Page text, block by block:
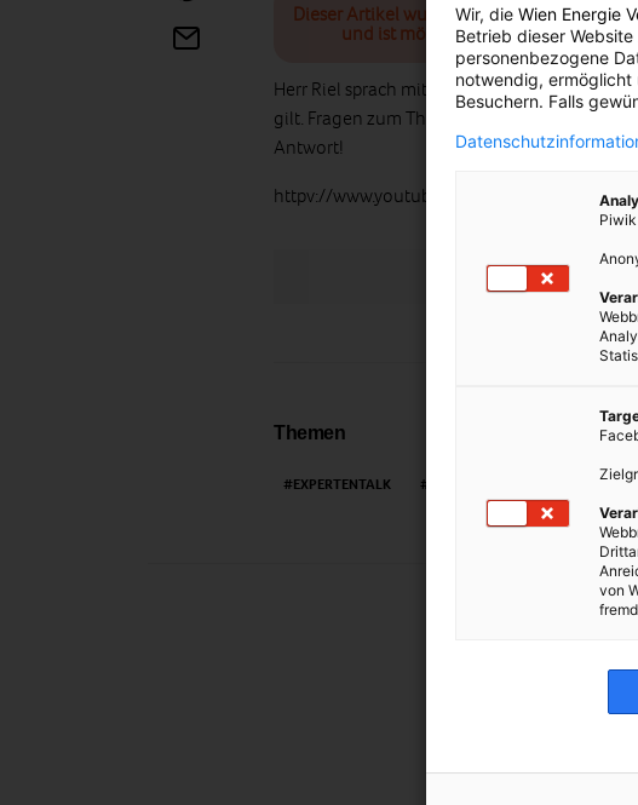
Dieser Artikel wurde am 7. Oktober 2010
und ist möglicherweise nicht mehr
Herr Riel sprach mit uns darüber, was es
gilt. Fragen zum Thema? Einfach ein
Antwort!
httpv://www.youtube.com/
Themen
EXPERTENTALK FENSTERKAUF
Wir, die Wien Energie
Betrieb dieser
personenbezogene
notwendig, ermöglicht
Besuchern. Falls
von